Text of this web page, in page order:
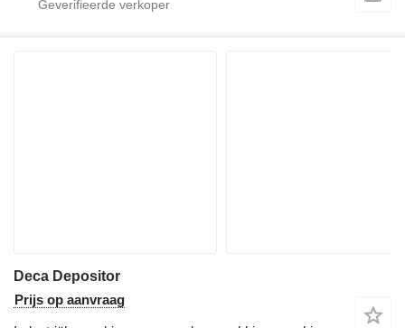
Deca Depositor
Prijs op aanvraag